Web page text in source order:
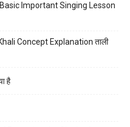
Important Singing Lesson
Concept Explanation ताली
है